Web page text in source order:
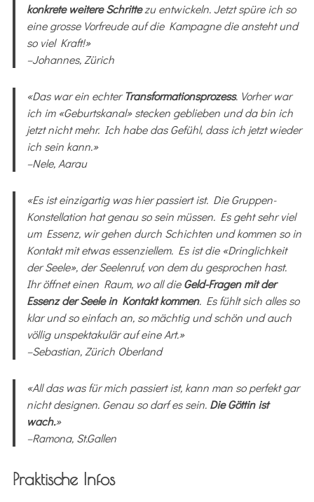
konkrete weitere Schrittezu entwickeln. Jetzt spüre ich so
eine grosse Vorfreude auf die Kampagne die ansteht und
so viel Kraft!»
–Johannes, Zürich
«Das war ein echterTransformationsprozess. Vorher war
ich im «Geburtskanal» stecken geblieben und da bin ich
jetzt nicht mehr. Ich habe das Gefühl, dass ich jetzt wieder
ich sein kann.»
–Nele, Aarau
«Es ist einzigartig was hier passiert ist. Die Gruppen-
Konstellation hat genau so sein müssen. Es geht sehr viel
um Essenz, wir gehen durch Schichten und kommen so in
Kontakt mit etwas essenziellem. Es ist die «Dringlichkeit
der Seele», der Seelenruf, von dem du gesprochen hast.
Ihr öffnet einen Raum, wo all dieGeld-Fragen mit der
Essenz der Seele in Kontakt kommen. Es fühlt sich alles so
klar und so einfach an, so mächtig und schön und auch
völlig unspektakulär auf eine Art.»
–Sebastian, Zürich Oberland
«All das was für mich passiert ist, kann man so perfekt gar
nicht designen. Genau so darf es sein. Die Göttin ist
wach.»
–Ramona, St.Gallen
Praktische Infos